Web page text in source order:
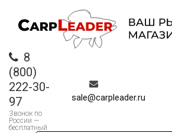
8
(800)
222-30-
97
Звонок по
России —
бесплатный
sale@carpleader.ru